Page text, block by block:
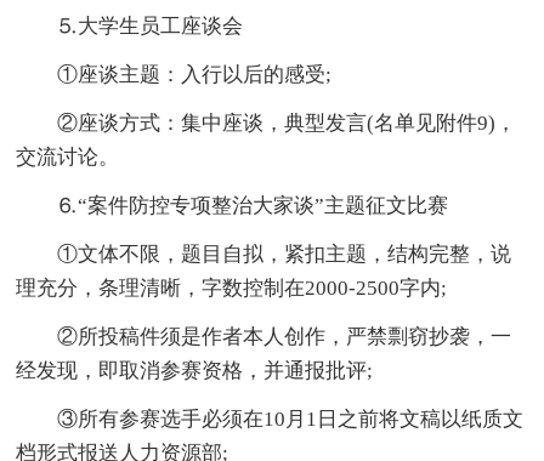
⒌大学生员工座谈会
①座谈主题：入行以后的感受;
②座谈方式：集中座谈，典型发言(名单见附件9)，
交流讨论。
⒍“案件防控专项整治大家谈”主题征文比赛
①文体不限，题目自拟，紧扣主题，结构完整，说
理充分，条理清晰，字数控制在2000-2500字内;
②所投稿件须是作者本人创作，严禁剽窃抄袭，一
经发现，即取消参赛资格，并通报批评;
③所有参赛选手必须在10月1日之前将文稿以纸质文
档形式报送人力资源部;